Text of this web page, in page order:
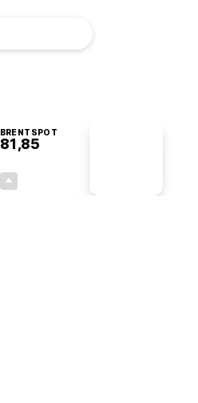
BRENTSPOT
81,85